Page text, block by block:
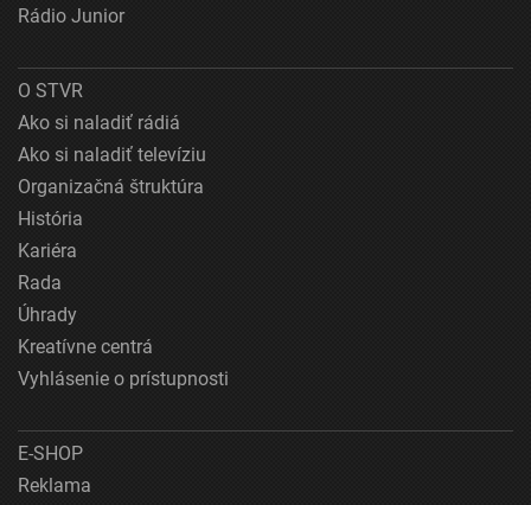
Rádio Junior
O STVR
Ako si naladiť rádiá
Ako si naladiť televíziu
Organizačná štruktúra
História
Kariéra
Rada
Úhrady
Kreatívne centrá
Vyhlásenie o prístupnosti
E-SHOP
Reklama